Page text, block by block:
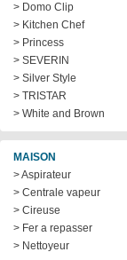
> Domo Clip
> Kitchen Chef
> Princess
> SEVERIN
> Silver Style
> TRISTAR
> White and Brown
MAISON
> Aspirateur
> Centrale vapeur
> Cireuse
> Fer a repasser
> Nettoyeur